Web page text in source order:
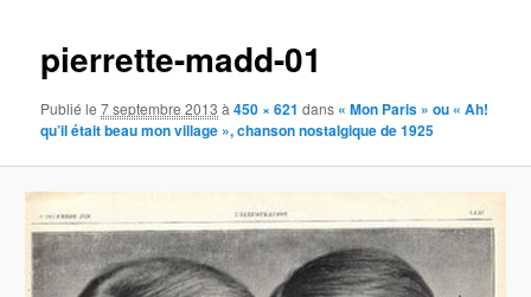
pierrette-madd-01
Publié le7 septembre 2013 à450 × 621 dans « Mon Paris » ou « Ah!
qu’il était beau mon village », chanson nostalgique de 1925